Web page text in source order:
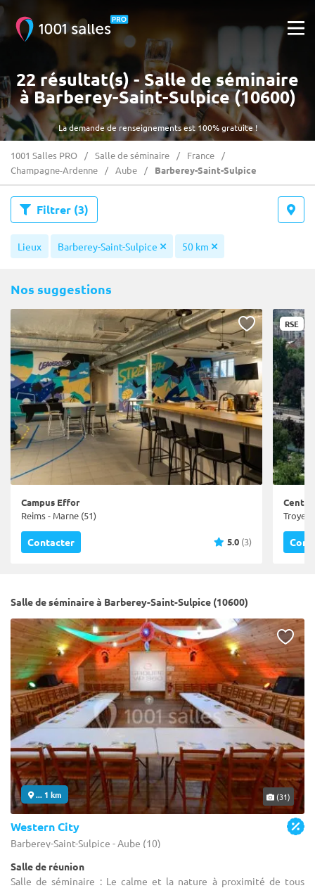
La demande de renseignements est 100% gratuite !
22 résultat(s) - Salle de séminaire
à Barberey-Saint-Sulpice (10600)
1001 Salles PRO Salle de séminaire
France
Champagne-Ardenne
Aube Barberey-Saint-Sulpice
Filtrer (3)
Lieux Barberey-Saint-Sulpice 50 km
Nos suggestions
Campus Effor
Reims - Marne (51)
Contacter 5.0 (3)
RSE
Centre
Troyes
Salle de séminaire à Barberey-Saint-Sulpice (10600)
... 1 km (31)
Western City
Barberey-Saint-Sulpice - Aube (10)
Salle de réunion
Salle de séminaire : Le calme et la nature à proximité de tous